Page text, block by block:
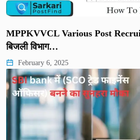
MPPKVVCL Various Post
बिजली विभाग…
February 6, 2025